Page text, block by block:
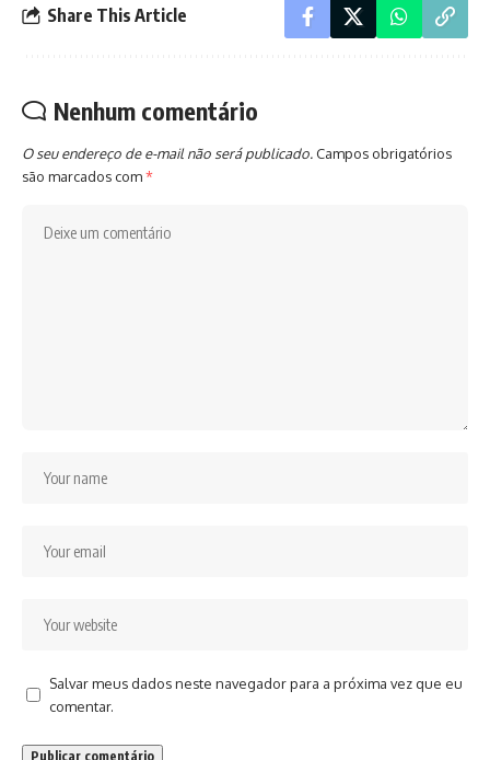
Share This Article
Nenhum comentário
O seu endereço de e-mail não será publicado. Campos obrigatórios
são marcados com*
Salvar meus dados neste navegador para a próxima vez que eu
comentar.